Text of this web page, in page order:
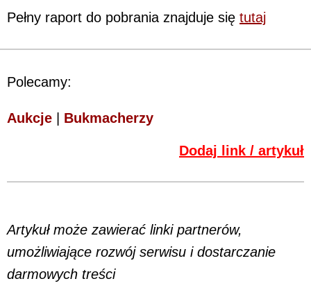
Pełny raport do pobrania znajduje się tutaj
Polecamy:
Aukcje Bukmacherzy
Dodaj link / artykuł
Artykuł może zawierać linki partnerów,
umożliwiające rozwój serwisu i dostarczanie
darmowych treści